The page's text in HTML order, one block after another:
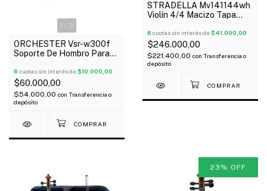
1 / 3
ORCHESTER Vsr-w300f
Soporte De Hombro Para
Flameada
6 cuotas sin interés de$10.000,00
$60.000,00
$54.000,00 con Transferencia o
depósito
STRADELLA Mv141144wh
Violín 4/4 Macizo Tapa
Arco Resina
6 cuotas sin interés de$41.000,00
$246.000,00
$221.400,00 con Transferencia o
depósito
23 % OFF